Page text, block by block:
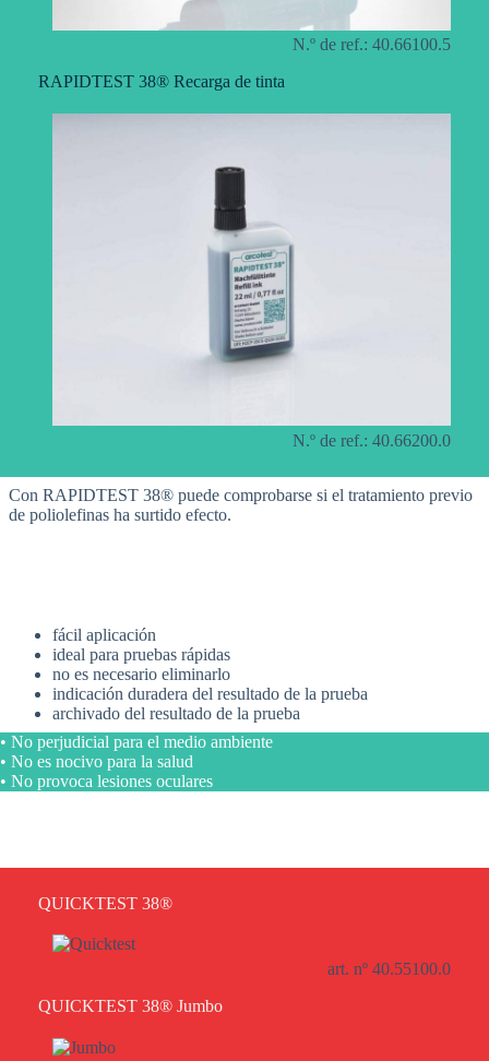
N.º de ref.: 40.66100.5
RAPIDTEST 38® Recarga de tinta
N.º de ref.: 40.66200.0
Con RAPIDTEST 38® puede comprobarse si el tratamiento previo
de poliolefinas ha surtido efecto.
fácil aplicación
ideal para pruebas rápidas
no es necesario eliminarlo
indicación duradera del resultado de la prueba
archivado del resultado de la prueba
• No perjudicial para el medio ambiente
• No es nocivo para la salud
• No provoca lesiones oculares
QUICKTEST 38®
art. nº 40.55100.0
QUICKTEST 38® Jumbo